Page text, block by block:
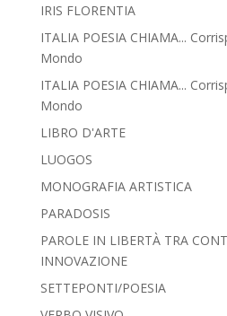
IRIS FLORENTIA
ITALIA POESIA CHIAMA...
Mondo
ITALIA POESIA CHIAMA...
Mondo
LIBRO D'ARTE
LUOGOS
MONOGRAFIA ARTISTICA
PARADOSIS
PAROLE IN LIBERTÀ TRA
INNOVAZIONE
SETTEPONTI/POESIA